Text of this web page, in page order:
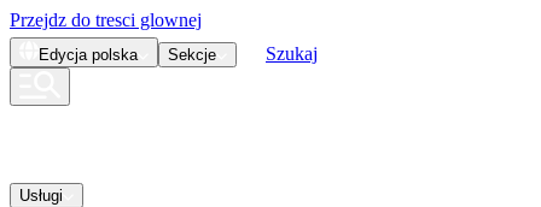
Przejdz do tresci glownej
Edycja polska Sekcje Szukaj
Usługi